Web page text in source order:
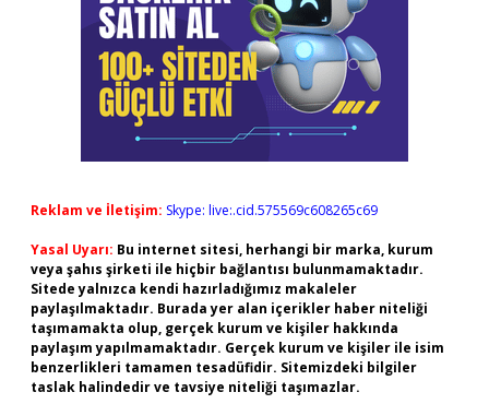
Reklam ve İletişim: Skype: live:.cid.575569c608265c69
Yasal Uyarı: Bu internet sitesi, herhangi bir marka, kurum
veya şahıs şirketi ile hiçbir bağlantısı bulunmamaktadır.
Sitede yalnızca kendi hazırladığımız makaleler
paylaşılmaktadır. Burada yer alan içerikler haber niteliği
taşımamakta olup, gerçek kurum ve kişiler hakkında
paylaşım yapılmamaktadır. Gerçek kurum ve kişiler ile isim
benzerlikleri tamamen tesadüfidir. Sitemizdeki bilgiler
taslak halindedir ve tavsiye niteliği taşımazlar.